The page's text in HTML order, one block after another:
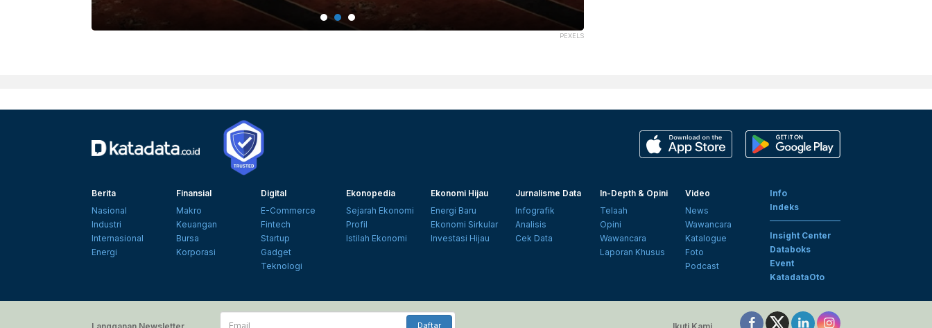
PEXELS
Berita
Nasional
Industri
Internasional
Energi
Finansial
Makro
Keuangan
Bursa
Korporasi
Digital
E-Commerce
Fintech
Startup
Gadget
Teknologi
Ekonopedia
Sejarah Ekonomi
Profil
Istilah Ekonomi
Ekonomi Hijau
Energi Baru
Ekonomi Sirkular
Investasi Hijau
Jurnalisme Data
Infografik
Analisis
Cek Data
In-Depth & Opini
Telaah
Opini
Wawancara
Laporan Khusus
Video
News
Wawancara
Katalogue
Foto
Podcast
Info
Indeks
Insight Center
Databoks
Event
KatadataOto
Email
Daftar